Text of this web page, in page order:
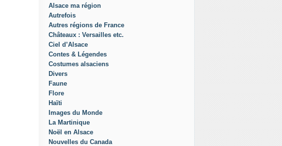
Alsace ma région
Autrefois
Autres régions de France
Châteaux : Versailles etc.
Ciel d’Alsace
Contes & Légendes
Costumes alsaciens
Divers
Faune
Flore
Haïti
Images du Monde
La Martinique
Noël en Alsace
Nouvelles du Canada